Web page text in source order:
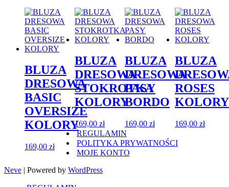
BLUZA
DRESOWA
BASIC
OVERSIZE
KOLORY
169,00 zł
BLUZA
DRESOWA
STOKROTKA
KOLORY
169,00 zł
BLUZA
DRESOWA
PASY
BORDO
169,00 zł
BLUZA
ROSES
KOLORY
169,00 zł
REGULAMIN
POLITYKA PRYWATNOŚCI
MOJE KONTO
Neve | Powered by WordPress